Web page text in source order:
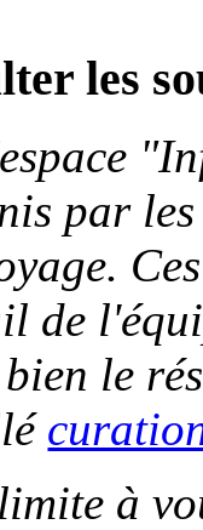
les
par
de
bien le
à